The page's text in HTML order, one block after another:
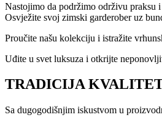
Nastojimo da podržimo održivu praksu
Osvježite svoj zimski garderober uz
Proučite našu kolekciju i istražite
Uđite u svet luksuza i otkrijte
TRADICIJA
Sa dugogodišnjim iskustvom u